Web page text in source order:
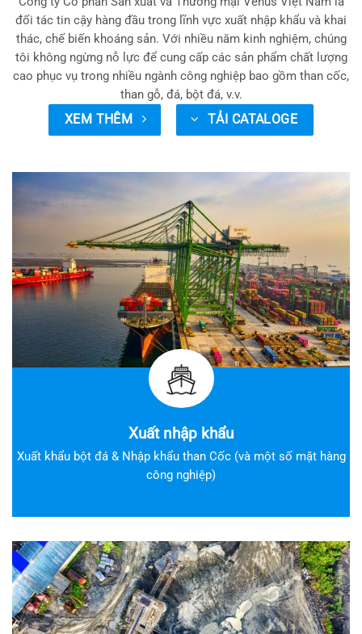
đối tác tin cậy hàng đầu trong lĩnh vực xuất nhập khẩu và khai
thác, chế biến khoáng sản. Với nhiều năm kinh nghiệm, chúng
tôi không ngừng nỗ lực để cung cấp các sản phẩm chất lượng
cao phục vụ trong nhiều ngành công nghiệp bao gồm than cốc,
than gỗ, đá, bột đá, v.v.
XEM THÊM
TẢI CATALOGE
Xuất nhập khẩu
Xuất khẩu bột đá & Nhập khẩu than Cốc (và một số mặt hàng
công nghiệp)